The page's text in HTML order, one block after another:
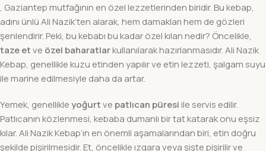
, Gaziantep mutfağının en özel lezzetlerinden biridir. Bu kebap,
adını ünlü Ali Nazik’ten alarak, hem damakları hem de gözleri
şenlendirir. Peki, bu kebabı bu kadar özel kılan nedir? Öncelikle,
taze etve özel baharatlarkullanılarak hazırlanmasıdır. Ali Nazik
Kebap, genellikle kuzu etinden yapılır ve etin lezzeti, şalgam suyu
ile marine edilmesiyle daha da artar.
Yemek, genellikleyoğurtve patlıcan püresi ile servis edilir.
Patlıcanın közlenmesi, kebaba dumanlı bir tat katarak onu eşsiz
kılar. Ali Nazik Kebap’ın en önemli aşamalarından biri, etin doğru
şekilde pişirilmesidir. Et, öncelikle ızgara veya şişte pişirilir ve